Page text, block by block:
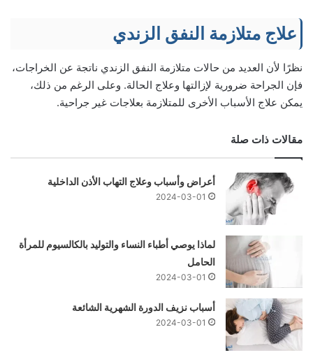
علاج متلازمة النفق الزندي
نظرًا لأن العديد من حالات متلازمة النفق الزندي ناتجة عن الخراجات،
فإن الجراحة ضرورية لإزالتها وعلاج الحالة. وعلى الرغم من ذلك،
يمكن علاج الأسباب الأخرى للمتلازمة بعلاجات غير جراحية.
مقالات ذات صلة
أعراض وأسباب وعلاج التهاب الأذن الداخلية
2024-03-01
لماذا يوصي أطباء النساء والتوليد بالكالسيوم للمرأة
الحامل
2024-03-01
أسباب نزيف الدورة الشهرية الشائعة
2024-03-01